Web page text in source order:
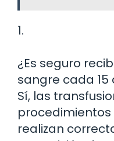
1.
¿Es seguro
sangre cada 15
Sí, las
realizan